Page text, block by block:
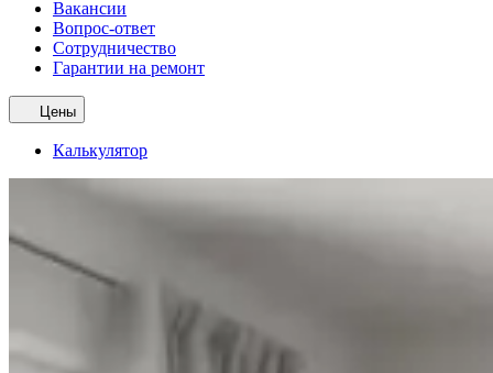
Вакансии
Вопрос-ответ
Сотрудничество
Гарантии на ремонт
Цены
Калькулятор